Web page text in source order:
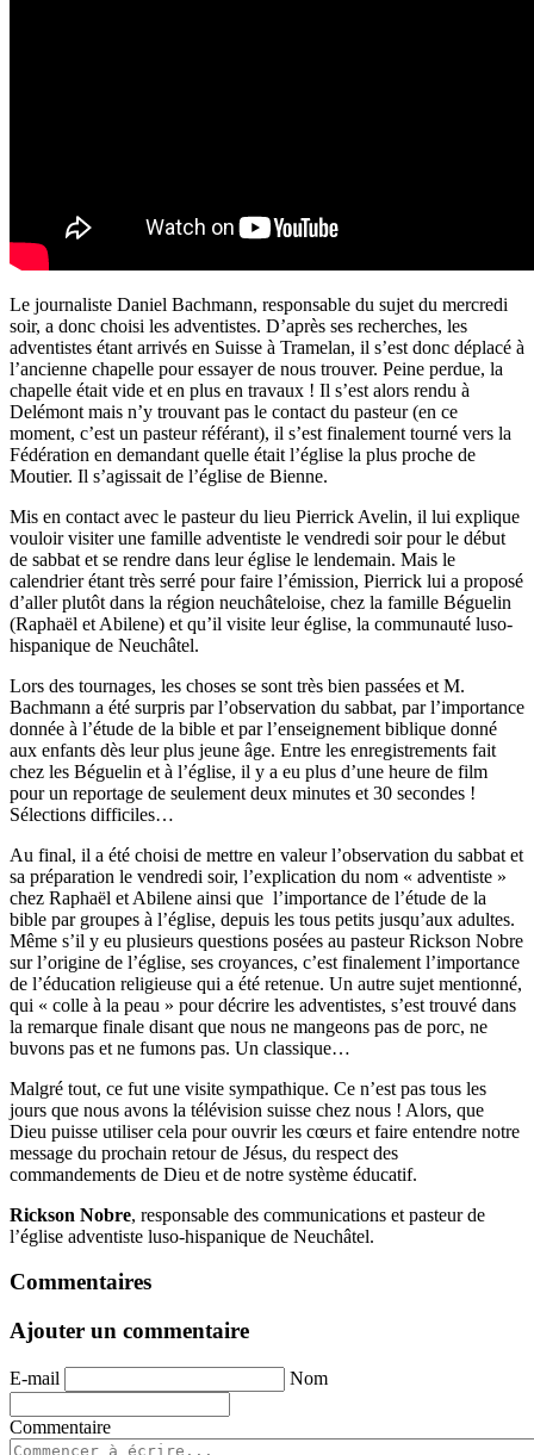
Le journaliste Daniel Bachmann, responsable du sujet du mercredi
soir, a donc choisi les adventistes. D’après ses recherches, les
adventistes étant arrivés en Suisse à Tramelan, il s’est donc déplacé à
l’ancienne chapelle pour essayer de nous trouver. Peine perdue, la
chapelle était vide et en plus en travaux ! Il s’est alors rendu à
Delémont mais n’y trouvant pas le contact du pasteur (en ce
moment, c’est un pasteur référant), il s’est finalement tourné vers la
Fédération en demandant quelle était l’église la plus proche de
Moutier. Il s’agissait de l’église de Bienne.
Mis en contact avec le pasteur du lieu Pierrick Avelin, il lui explique
vouloir visiter une famille adventiste le vendredi soir pour le début
de sabbat et se rendre dans leur église le lendemain. Mais le
calendrier étant très serré pour faire l’émission, Pierrick lui a proposé
d’aller plutôt dans la région neuchâteloise, chez la famille Béguelin
(Raphaël et Abilene) et qu’il visite leur église, la communauté luso-
hispanique de Neuchâtel.
Lors des tournages, les choses se sont très bien passées et M.
Bachmann a été surpris par l’observation du sabbat, par l’importance
donnée à l’étude de la bible et par l’enseignement biblique donné
aux enfants dès leur plus jeune âge. Entre les enregistrements fait
chez les Béguelin et à l’église, il y a eu plus d’une heure de film
pour un reportage de seulement deux minutes et 30 secondes !
Sélections difficiles…
Au final, il a été choisi de mettre en valeur l’observation du sabbat et
sa préparation le vendredi soir, l’explication du nom « adventiste »
chez Raphaël et Abilene ainsi que l’importance de l’étude de la
bible par groupes à l’église, depuis les tous petits jusqu’aux adultes.
Même s’il y eu plusieurs questions posées au pasteur Rickson Nobre
sur l’origine de l’église, ses croyances, c’est finalement l’importance
de l’éducation religieuse qui a été retenue. Un autre sujet mentionné,
qui « colle à la peau » pour décrire les adventistes, s’est trouvé dans
la remarque finale disant que nous ne mangeons pas de porc, ne
buvons pas et ne fumons pas. Un classique…
Malgré tout, ce fut une visite sympathique. Ce n’est pas tous les
jours que nous avons la télévision suisse chez nous ! Alors, que
Dieu puisse utiliser cela pour ouvrir les cœurs et faire entendre notre
message du prochain retour de Jésus, du respect des
commandements de Dieu et de notre système éducatif.
Rickson Nobre, responsable des communications et pasteur de
l’église adventiste luso-hispanique de Neuchâtel.
Commentaires
Ajouter un commentaire
E-mail Nom
Commentaire